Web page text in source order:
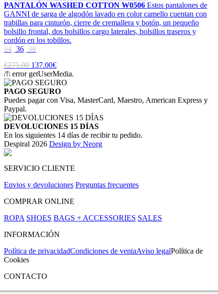
PANTALÓN WASHED COTTON W0506 Estos pantalones de
GANNI de sarga de algodón lavado en color camello cuentan con
trabillas para cinturón, cierre de cremallera y botón, un pequeño
bolsillo frontal, dos bolsillos cargo laterales, bolsillos traseros y
cordón en los tobillos.
34 36 38
€275.00 137.00€
/!\ error getUserMedia.
PAGO SEGURO
Puedes pagar con Visa, MasterCard, Maestro, American Express y
Paypal.
DEVOLUCIONES 15 DÍAS
En los siguientes 14 días de recibir tu pedido.
Despiral 2026 Design by Neorg
SERVICIO CLIENTE
Envios y devoluciones Preguntas frecuentes
COMPRAR ONLINE
ROPA SHOES BAGS + ACCESSORIES SALES
INFORMACIÓN
Política de privacidadCondiciones de ventaAviso legalPolítica de
Cookies
CONTACTO